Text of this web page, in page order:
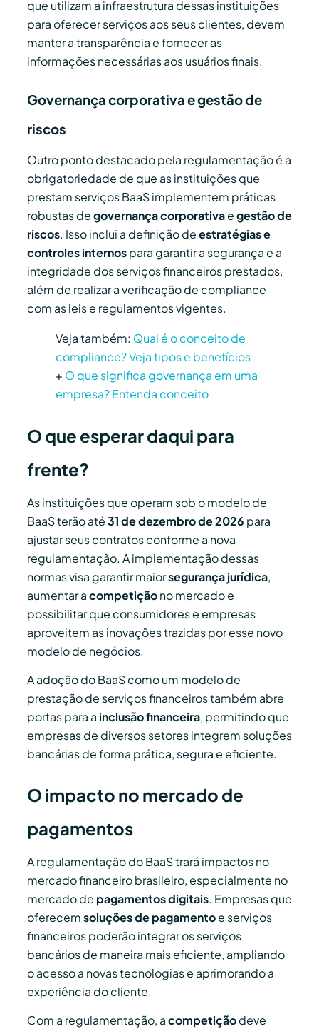
que utilizam a infraestrutura dessas instituições
para oferecer serviços aos seus clientes, devem
manter a transparência e fornecer as
informações necessárias aos usuários finais.
Governança corporativa e gestão de
riscos
Outro ponto destacado pela regulamentação é a
obrigatoriedade de que as instituições que
prestam serviços BaaS implementem práticas
robustas degovernança corporativaegestão de
riscos. Isso inclui a definição deestratégias e
controles internospara garantir a segurança e a
integridade dos serviços financeiros prestados,
além de realizar a verificação de compliance
com as leis e regulamentos vigentes.
Veja também: Qual é o conceito de
compliance? Veja tipos e benefícios
+ O que significa governança em uma
empresa? Entenda conceito
O que esperar daqui para
frente?
As instituições que operam sob o modelo de
BaaS terão até31 de dezembro de 2026 para
ajustar seus contratos conforme a nova
regulamentação. A implementação dessas
normas visa garantir maiorsegurança jurídica,
aumentar acompetiçãono mercado e
possibilitar que consumidores e empresas
aproveitem as inovações trazidas por esse novo
modelo de negócios.
A adoção do BaaS como um modelo de
prestação de serviços financeiros também abre
portas para a inclusão financeira, permitindo que
empresas de diversos setores integrem soluções
bancárias de forma prática, segura e eficiente.
O impacto no mercado de
pagamentos
A regulamentação do BaaS trará impactos no
mercado financeiro brasileiro, especialmente no
mercado de pagamentos digitais. Empresas que
oferecemsoluções de pagamentoe serviços
financeiros poderão integrar os serviços
bancários de maneira mais eficiente, ampliando
o acesso a novas tecnologias e aprimorando a
experiência do cliente.
Com a regulamentação, acompetiçãodeve